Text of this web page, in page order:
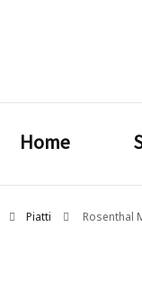
Home
Piatti Rosenthal